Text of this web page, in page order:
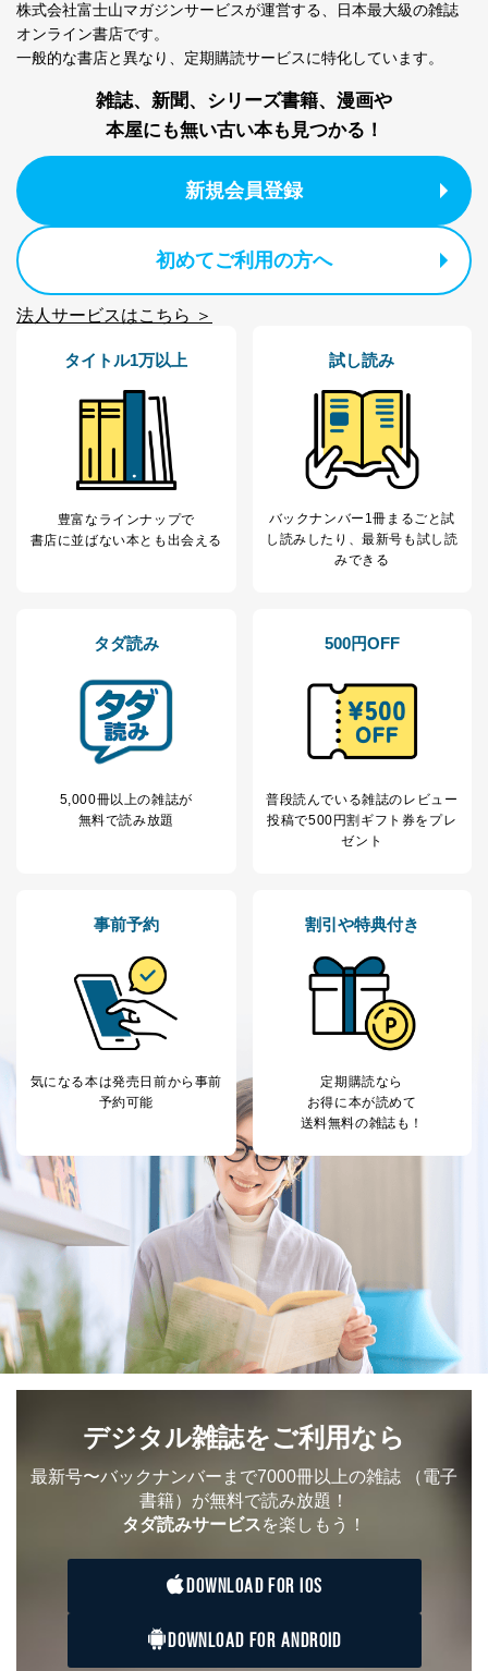
株式会社富士山マガジンサービスが運営する、
日本最大級の雑誌
オンライン書店です。
一般的な書店と異なり、 定期購読サービスに特化しています。
雑誌、新聞、シリーズ書籍、漫画や
本屋にも無い古い本も見つかる！
新規会員登録
初めてご利用の方へ
法人サービスはこちら ＞
タイトル1万以上
豊富なラインナップで
書店に並ばない本とも出会える
試し読み
バックナンバー1冊まるごと試
し読み したり、最新号も試し読
みできる
タダ読み
5,000冊以上の雑誌が
無料で読み放題
500円OFF
普段読んでいる雑誌のレビュー
投稿で500円割ギフト券をプレ
ゼント
事前予約
気になる本は発売日前から事前
予約可能
割引や特典付き
定期購読なら
お得に本が読めて
送料無料の雑誌も！
デジタル雑誌をご利用なら
最新号〜バックナンバーまで7000冊以上の雑誌 （電子
書籍）が無料で読み放題！
タダ読みサービスを楽しもう！
DOWNLOAD FOR IOS
DOWNLOAD FOR ANDROID